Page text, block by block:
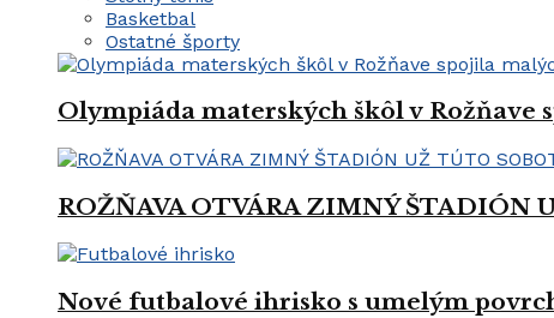
Basketbal
Ostatné športy
Olympiáda materských škôl v Rožňave
ROŽŇAVA OTVÁRA ZIMNÝ ŠTADIÓN
Nové futbalové ihrisko s umelým